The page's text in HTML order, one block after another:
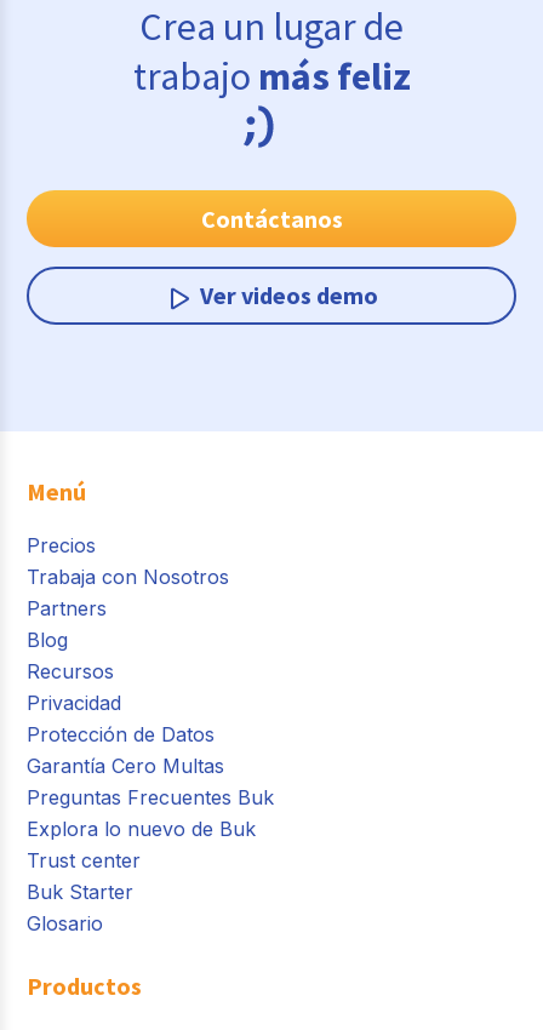
Crea un lugar de
trabajo más feliz
Contáctanos
Ver videos demo
Menú
Precios
Trabaja con Nosotros
Partners
Blog
Recursos
Privacidad
Protección de Datos
Garantía Cero Multas
Preguntas Frecuentes Buk
Explora lo nuevo de Buk
Trust center
Buk Starter
Glosario
Productos